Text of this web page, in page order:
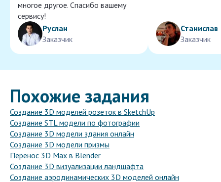
многое другое. Спасибо вашему
сервису!
Руслан
Заказчик
Станислав
Заказчик
Похожие задания
Создание 3D моделей розеток в SketchUp
Создание STL модели по фотографии
Создание 3D модели здания онлайн
Создание 3D модели призмы
Перенос 3D Max в Blender
Создание 3D визуализации ландшафта
Создание аэродинамических 3D моделей онлайн